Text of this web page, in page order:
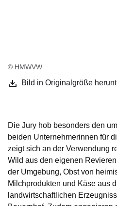
© HMWVW
Bild in Originalgröße
Die Jury hob besonders den
beiden Unternehmerinnen für
zeigt sich an der Verwendung
Wild aus den eigenen
der Umgebung, Obst von
Milchprodukten und Käse aus
landwirtschaftlichen